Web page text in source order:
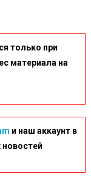
только при
материала на
и наш аккаунт в
новостей